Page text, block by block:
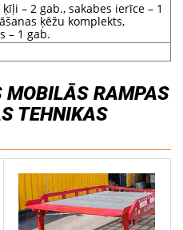
– 2 gab., sakabes ierīce – 1
ķēžu komplekts,
– 1 gab.
MOBILĀS RAMPAS
TEHNIKAS